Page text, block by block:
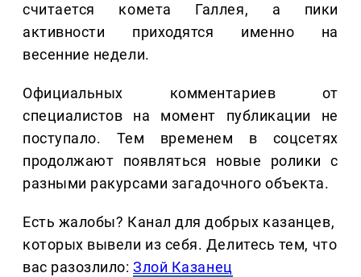
считается комета Галлея, а пики
активности приходятся именно на
весенние недели.
Официальных комментариев от
специалистов на момент публикации не
поступало. Тем временем в соцсетях
продолжают появляться новые ролики с
разными ракурсами загадочного объекта.
Есть жалобы? Канал для добрых казанцев,
которых вывели из себя. Делитеcь тем, что
вас разозлило:Злой Казанец